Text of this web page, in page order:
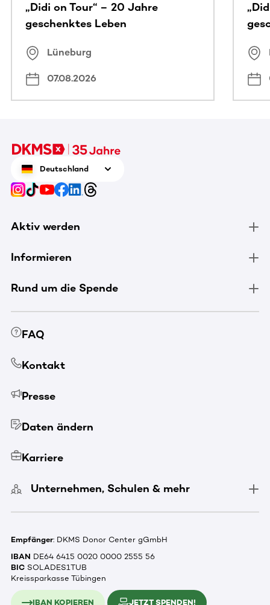
„Didi on Tour“ – 20 Jahre
geschenktes Leben
Lüneburg
07.08.2026
Deutschland
Aktiv werden
Informieren
Rund um die Spende
FAQ
Kontakt
Presse
Daten ändern
Karriere
Unternehmen, Schulen & mehr
Empfänger: DKMS Donor Center gGmbH
IBAN DE64 6415 0020 0000 2555 56
BIC SOLADES1TUB
Kreissparkasse Tübingen
IBAN KOPIEREN JETZT SPENDEN!